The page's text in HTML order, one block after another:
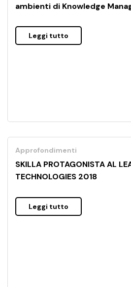
ambienti di Knowledge
Leggi tutto
Approfondimenti
SKILLA PROTAGONISTA AL
TECHNOLOGIES 2018
Leggi tutto